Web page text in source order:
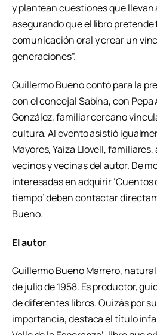
y plantean cuestiones que llevan
asegurando que el libro pretende
comunicación oral y crear un
generaciones”.
Guillermo Bueno contó para la
con el concejal Sabina, con Pepa
González, familiar cercano
cultura. Al evento asistió
Mayores, Yaiza Llovell,
vecinos y vecinas del autor. De
interesadas en adquirir ‘Cuentos
tiempo’ deben contactar
Bueno.
El autor
Guillermo Bueno Marrero,
de julio de 1958. Es productor,
de diferentes libros. Quizás por
importancia, destaca el título